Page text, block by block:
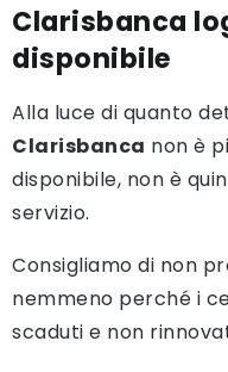
Clarisbanca
disponibile
Alla luce di quanto
Clarisbanca non è
disponibile, non è
servizio.
Consigliamo di non
nemmeno perché i
scaduti e non